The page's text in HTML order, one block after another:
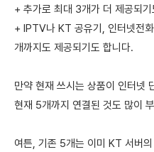
+ 추가로 최대 3개가 더 제공되기
+ IPTV나 KT 공유기, 인터넷전
개까지도 제공되기도 합니다.
만약 현재 쓰시는 상품이 인터넷
현재 5개까지 연결된 것도 많이
여튼, 기존 5개는 이미 KT 서버의